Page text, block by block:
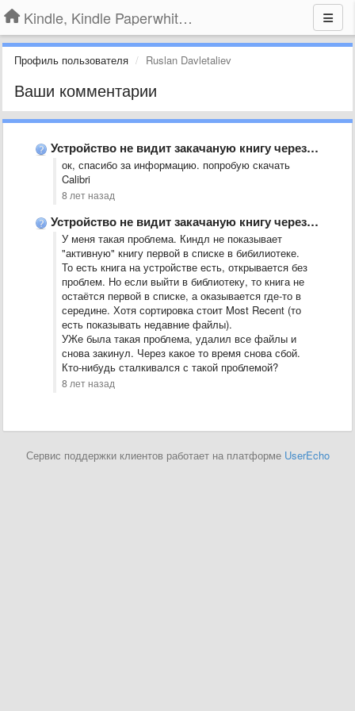
Kindle, Kindle Paperwhite, Kindle Voyage
Профиль пользователя Ruslan Davletaliev
Ваши комментарии
Устройство не видит закачаную книгу через USB.
ок, спасибо за информацию. попробую скачать
Calibri
8 лет назад
Устройство не видит закачаную книгу через USB.
У меня такая проблема. Киндл не показывает
"активную" книгу первой в списке в бибилиотеке.
То есть книга на устройстве есть, открывается без
проблем. Но если выйти в библиотеку, то книга не
остаётся первой в списке, а оказывается где-то в
середине. Хотя сортировка стоит Most Recent (то
есть показывать недавние файлы).
УЖе была такая проблема, удалил все файлы и
снова закинул. Через какое то время снова сбой.
Кто-нибудь сталкивался с такой проблемой?
8 лет назад
Сервис поддержки клиентов работает на платформе UserEcho